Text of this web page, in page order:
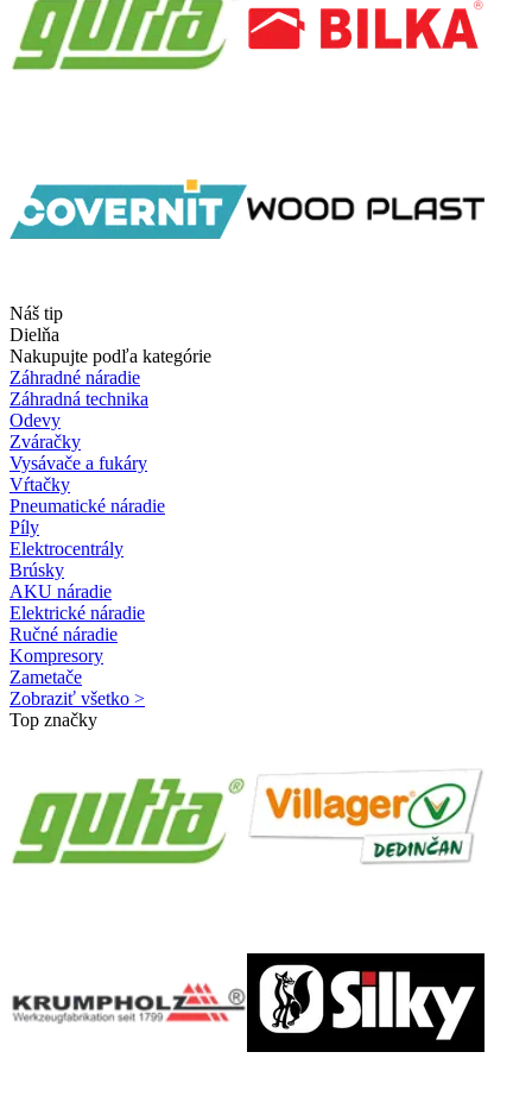
Náš tip
Dielňa
Nakupujte podľa kategórie
Záhradné náradie
Záhradná technika
Odevy
Zváračky
Vysávače a fukáry
Vŕtačky
Pneumatické náradie
Píly
Elektrocentrály
Brúsky
AKU náradie
Elektrické náradie
Ručné náradie
Kompresory
Zametače
Zobraziť všetko >
Top značky